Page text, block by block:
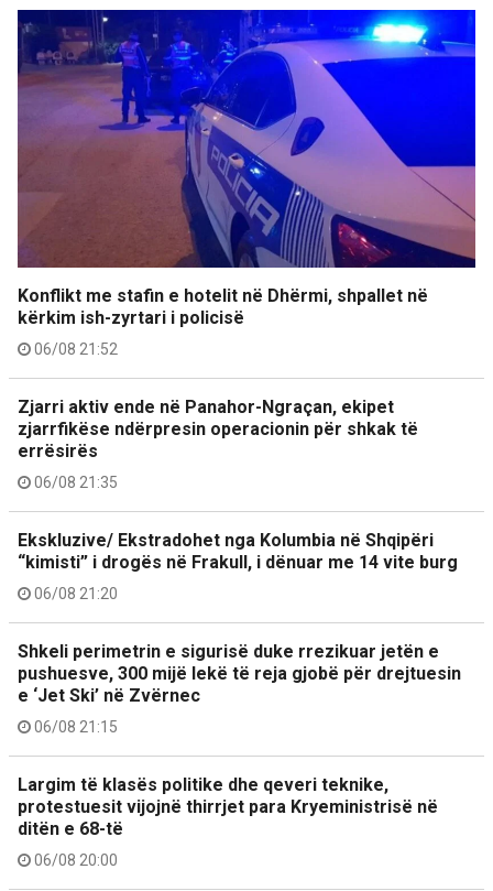
Konflikt me stafin e hotelit në Dhërmi, shpallet në
kërkim ish-zyrtari i policisë
06/08 21:52
Zjarri aktiv ende në Panahor-Ngraçan, ekipet
zjarrfikëse ndërpresin operacionin për shkak të
errësirës
06/08 21:35
Ekskluzive/ Ekstradohet nga Kolumbia në Shqipëri
“kimisti” i drogës në Frakull, i dënuar me 14 vite burg
06/08 21:20
Shkeli perimetrin e sigurisë duke rrezikuar jetën e
pushuesve, 300 mijë lekë të reja gjobë për drejtuesin
e ‘Jet Ski’ në Zvërnec
06/08 21:15
Largim të klasës politike dhe qeveri teknike,
protestuesit vijojnë thirrjet para Kryeministrisë në
ditën e 68-të
06/08 20:00